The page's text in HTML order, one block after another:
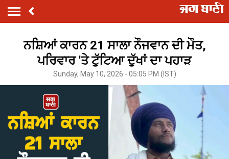
ਨਸ਼ਿਆਂ ਕਾਰਨ 21 ਸਾਲਾ ਨੌਜਵਾਨ ਦੀ ਮੌਤ,
ਪਰਿਵਾਰ 'ਤੇ ਟੁੱਟਿਆ ਦੁੱਖਾਂ ਦਾ ਪਹਾੜ
Sunday, May 10, 2026 - 05:05 PM (IST)